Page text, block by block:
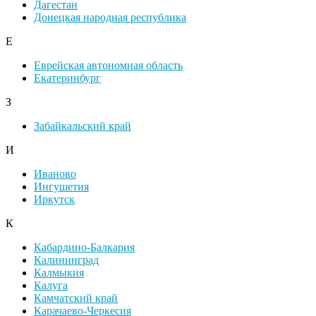
Дагестан
Донецкая народная республика
Е
Еврейская автономная область
Екатеринбург
З
Забайкальский край
И
Иваново
Ингушетия
Иркутск
К
Кабардино-Балкария
Калининград
Калмыкия
Калуга
Камчатский край
Карачаево-Черкесия